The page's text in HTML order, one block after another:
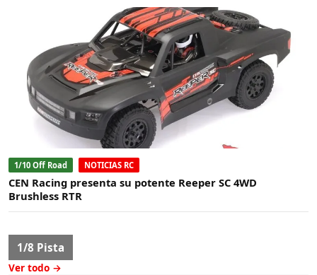
1/10 Off Road NOTICIAS RC
CEN Racing presenta su potente Reeper SC 4WD
Brushless RTR
1/8 Pista
Ver todo →